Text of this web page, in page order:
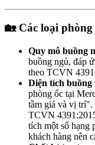
🏡 Các loại
Quy mô buồng
buồng ngủ, đáp
theo TCVN
Diện tích buồng
phòng ốc tại
tầm giá và vị trí".
TCVN
tích một số hạng
khách hàng nên